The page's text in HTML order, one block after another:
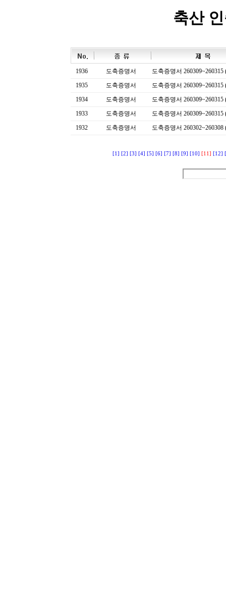
축산
1936 도축증명서
도축증명서 260309~260315
1935
도축증명서
도축증명서 260309~260315
1934
도축증명서
도축증명서 260309~260315
1933
도축증명서
도축증명서 260309~260315
1932
도축증명서 도축증명서 260302~260308
[1] [2] [3] [4] [5] [6] [7] [8] [9] [10] [11] [12]